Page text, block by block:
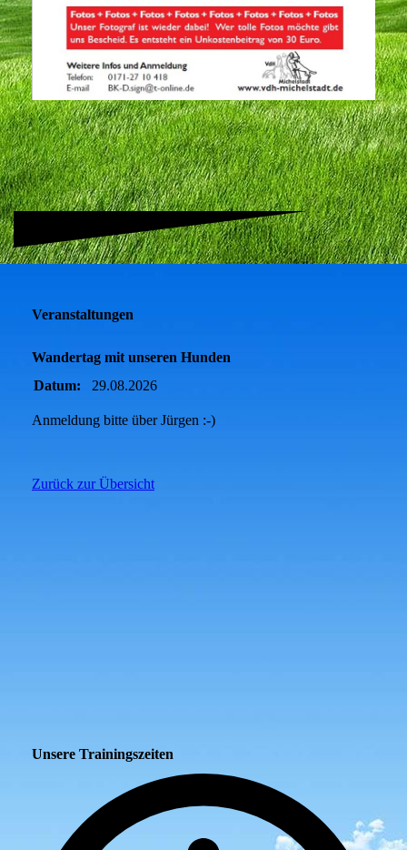
Veranstaltungen
Wandertag mit unseren Hunden
Datum:
29.08.2026
Anmeldung bitte über Jürgen :-)
Zurück zur Übersicht
Unsere Trainingszeiten